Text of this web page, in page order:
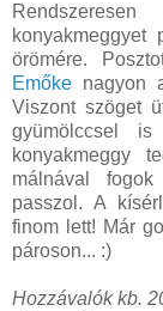
konyakmeggyet
örömére.
Emőke nagyon
Viszont szöget
gyümölccsel
konyakmeggy
málnával
passzol. A
finom lett! Már
pároson... :)
Hozzávalók kb.